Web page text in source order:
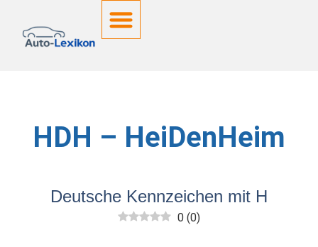
HDH – HeiDenHeim
Deutsche Kennzeichen mit H
0 (0)